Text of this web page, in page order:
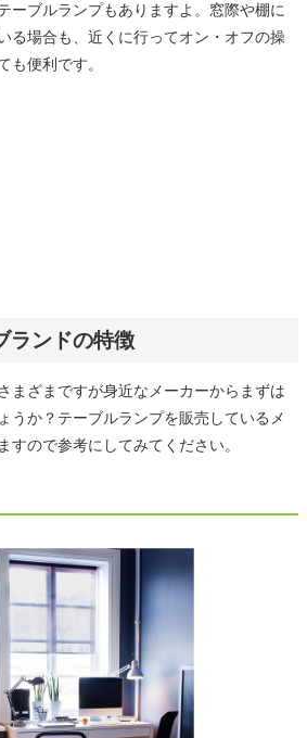
ーブルランプもありますよ。窓際や棚に
る場合も、近くに行ってオン・オフの操
も便利です。
ランドの特徴
まざまですが身近なメーカーからまずは
うか？テーブルランプを販売しているメ
すので参考にしてみてください。